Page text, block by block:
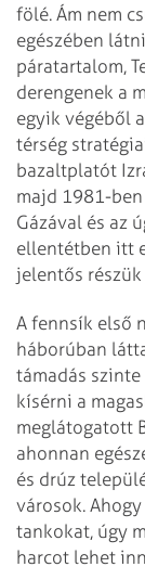
fölé. Ám nem
egészében
páratartalom,
derengenek a
egyik végéből
térség
bazaltplatót
majd 1981-
Gázával és az
ellentétben itt
jelentős
A fennsík első
háborúban
támadás
kísérni a
meglátogatott
ahonnan
és drúz
városok.
tankokat, úgy
harcot lehet